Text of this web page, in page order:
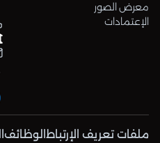
معرض الصور
الإعتمادات
ملفات تعريف الإرتباط الوظائف